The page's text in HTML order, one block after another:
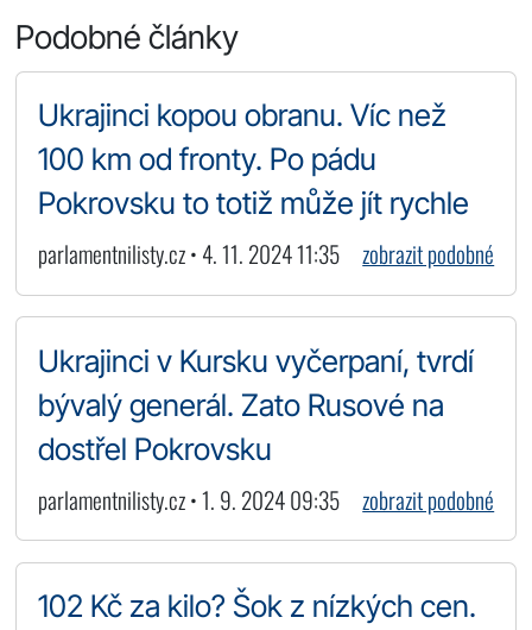
Podobné články
Ukrajinci kopou obranu. Víc než
100 km od fronty. Po pádu
Pokrovsku to totiž může jít rychle
parlamentnilisty.cz • 4. 11. 2024 11:35 zobrazit podobné
Ukrajinci v Kursku vyčerpaní, tvrdí
bývalý generál. Zato Rusové na
dostřel Pokrovsku
parlamentnilisty.cz • 1. 9. 2024 09:35 zobrazit podobné
102 Kč za kilo? Šok z nízkých cen.